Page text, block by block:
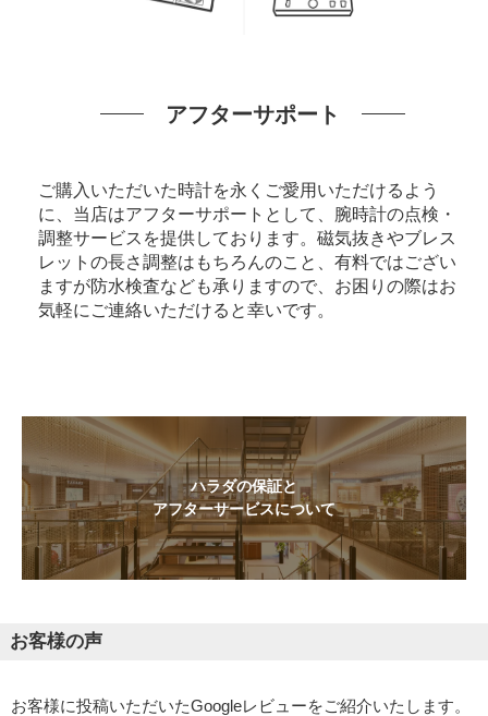
アフターサポート
ご購入いただいた時計を永くご愛用いただけるよう
に、当店はアフターサポートとして、腕時計の点検・
調整サービスを提供しております。磁気抜きやブレス
レットの長さ調整はもちろんのこと、有料ではござい
ますが防水検査なども承りますので、お困りの際はお
気軽にご連絡いただけると幸いです。
ハラダの保証と
アフターサービスについて
お客様の声
お客様に投稿いただいたGoogleレビューをご紹介いたします。